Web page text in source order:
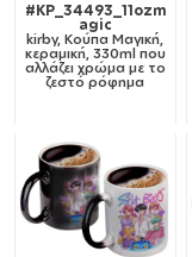
#KP_34493_11ozm
agic
kirby, Κούπα Μαγική,
κεραμική, 330ml που
αλλάζει χρώμα με το
ζεστό ρόφημα